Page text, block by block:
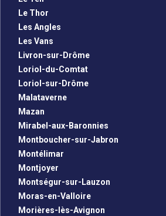
Le Thor
Les Angles
Les Vans
Livron-sur-Drôme
Loriol-du-Comtat
Loriol-sur-Drôme
Malataverne
Mazan
Mirabel-aux-Baronnies
Montboucher-sur-Jabron
Montélimar
Montjoyer
Montségur-sur-Lauzon
Moras-en-Valloire
Morières-lès-Avignon